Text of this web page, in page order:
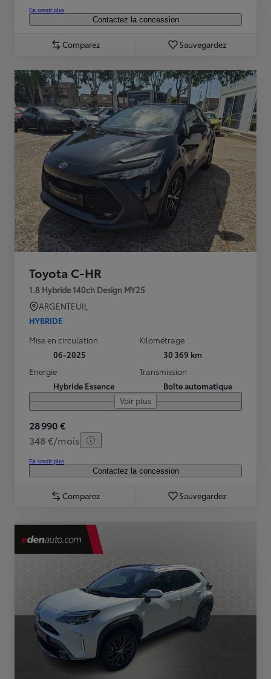
En savoir plus
Contactez la concession
Comparez Sauvegardez
Toyota C-HR
1.8 Hybride 140ch Design MY25
ARGENTEUIL
HYBRIDE
Mise en circulation
06-2025
Kilométrage
30 369 km
Energie
Hybride Essence
Transmission
Boîte automatique
Voir plus
28 990 €
348 €/mois
En savoir plus
Contactez la concession
Comparez Sauvegardez